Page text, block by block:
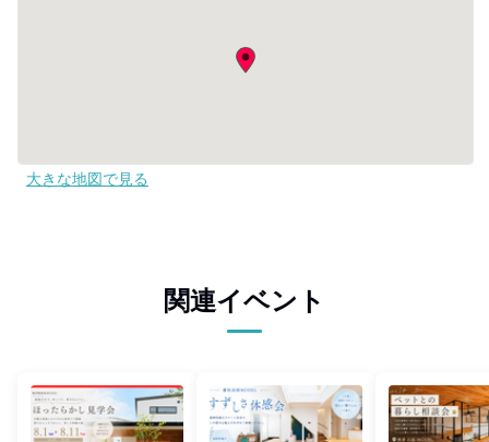
大きな地図で見る
関連イベント